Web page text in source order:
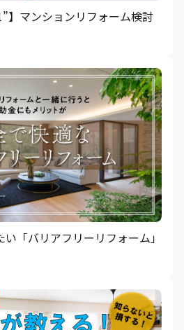
】マンションリフォーム検討
「バリアフリーリフォーム」